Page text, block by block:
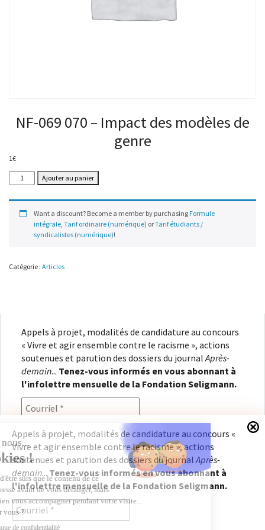
NF-069 070 – Impact des modèles de
genre
1€
quantité
de
de
Ajouter au panier
Want a discount? Become a member by purchasing Formule
intégrale, Tarif ordinaire (numérique) orTarif étudiants /
syndicalistes (numérique)!
Catégorie : Articles
Appels à projet, modalités de candidature au concours
« Vivre et agir ensemble contre le racisme », actions
soutenues et parution des dossiers du journalAprès-
demain... Tenez-vous informés en vous abonnant à
l'infolettre mensuelle de la Fondation Seligmann.
En renseignant votre adresse électronique, vous
consentez à recevoir l'infolettre de la Fondation
Seligmann, conformément à notrepolitique de
confidentialité. Il vous sera possible de vous
désabonner à tout moment.
Appels à projet, modalités de candidature au concours «
Vivre et agir ensemble contre le racisme », actions
soutenues et parution des dossiers du journalAprès-
demain...Tenez-vous informés en vous abonnant à
l'infolettre mensuelle de la Fondation Seligmann.